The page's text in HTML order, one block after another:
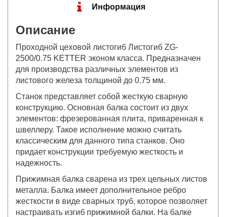
Информация
Описание
Проходной цеховой листогиб Листогиб ZG-
2500/0.75 KETTER эконом класса. Предназначен
для производства различных элементов из
листового железа толщиной до 0.75 мм.
Станок представляет собой жесткую сварную
конструкцию. Основная балка состоит из двух
элементов: фрезерованная плита, приваренная к
швеллеру. Такое исполнение можно считать
классическим для данного типа станков. Оно
придает конструкции требуемую жесткость и
надежность.
Прижимная балка сварена из трех цельных листов
металла. Балка имеет дополнительное ребро
жесткости в виде сварных труб, которое позволяет
настраивать изгиб прижимной балки. На балке